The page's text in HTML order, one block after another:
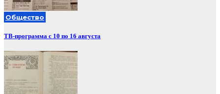
Общество
ТВ-программа с 10 по 16 августа